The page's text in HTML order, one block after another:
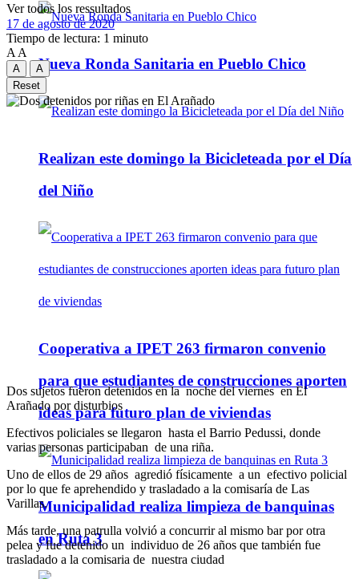
Nueva Ronda Sanitaria en Pueblo Chico
Realizan este domingo la Bicicleteada por el Día
del Niño
Cooperativa a IPET 263 firmaron convenio
para que estudiantes de construcciones aporten
ideas para futuro plan de viviendas
Municipalidad realiza limpieza de banquinas
en Ruta 3
Ver todos los ressultados
17 de agosto de 2020
Tiempo de lectura: 1 minuto
A A
A
A
Reset
Dos sujetos fueron detenidos en la noche del viernes en El
Arañado por disturbios
Efectivos policiales se llegaron hasta el Barrio Pedussi, donde
varias personas participaban de una riña.
Uno de ellos de 29 años agredió físicamente a un efectivo policial
por lo que fe aprehendido y trasladado a la comisaría de Las
Varillas.
Más tarde, una patrulla volvió a concurrir al mismo bar por otra
pelea y fue detenido un individuo de 26 años que también fue
trasladado a la comisaria de nuestra ciudad